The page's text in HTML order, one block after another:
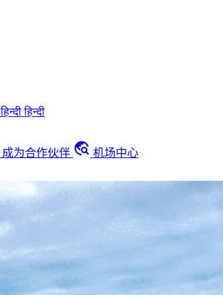
हिन्दीहिन्दी
成为合作伙伴 travel_explore 机场中心